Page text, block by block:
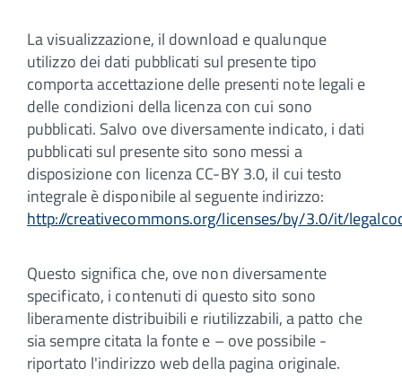
La visualizzazione, il download e qualunque
utilizzo dei dati pubblicati sul presente tipo
comporta accettazione delle presenti note legali e
delle condizioni della licenza con cui sono
pubblicati. Salvo ove diversamente indicato, i dati
pubblicati sul presente sito sono messi a
disposizione con licenza CC-BY 3.0, il cui testo
integrale è disponibile al seguente indirizzo:
http://creativecommons.org/licenses/by/3.0/it/
Questo significa che, ove non diversamente
specificato, i contenuti di questo sito sono
liberamente distribuibili e riutilizzabili, a patto che
sia sempre citata la fonte e – ove possibile -
riportato l'indirizzo web della pagina originale.